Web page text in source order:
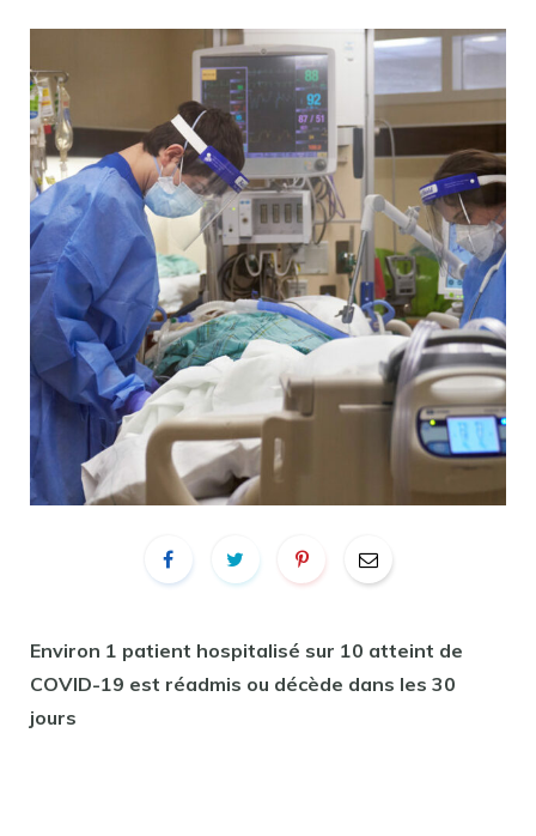
Environ 1 patient hospitalisé sur 10 atteint de
COVID-19 est réadmis ou décède dans les 30
jours